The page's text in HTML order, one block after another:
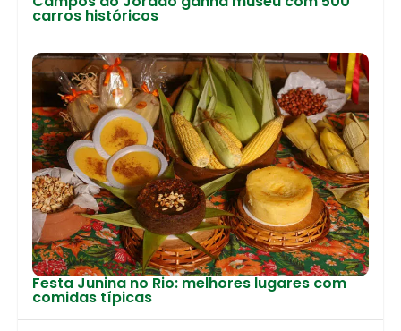
carros históricos
Festa Junina no Rio: melhores lugares com
comidas típicas